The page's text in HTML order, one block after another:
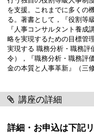
を支援。これまでに多くの
る。著書として，『役割等
『人事コンサルタント養
略を実現するための目標管
実現する 職務分析・職務
令），『職務分析・職務評
金の本質と人事革新』（三
講座の詳細
詳細・お申込は下記